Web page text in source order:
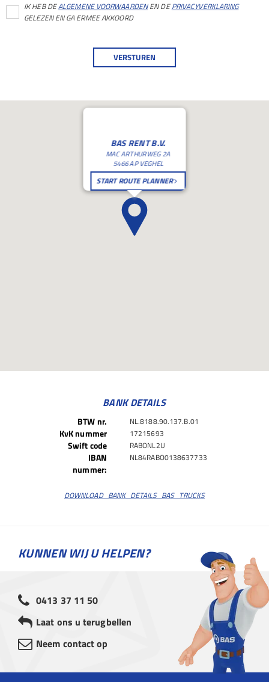
IK HEB DEALGEMENE VOORWAARDENEN DEPRIVACYVERKLARING
GELEZEN EN GA ERMEE AKKOORD
BAS RENT B.V.
MAC ARTHURWEG 2A
5466 AP VEGHEL
START ROUTE PLANNER
BANK DETAILS
BTW nr. NL.8188.90.137.B.01
KvK nummer 17215693
Swift code RABONL2U
IBAN
nummer:
NL84RABO0138637733
DOWNLOAD_BANK_DETAILS_BAS_TRUCKS
KUNNEN WIJ U HELPEN?
0413 37 11 50
Laat ons u terugbellen
Neem contact op